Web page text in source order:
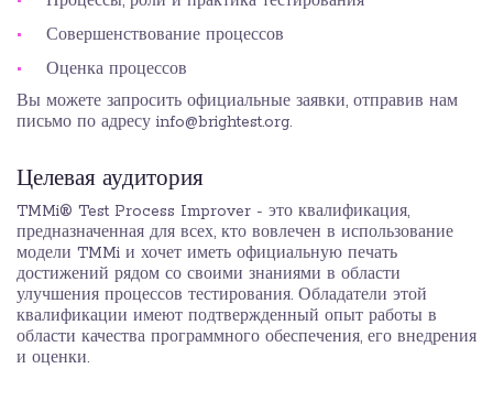
Совершенствование процессов
Оценка процессов
Вы можете запросить официальные заявки, отправив нам
письмо по адресу info@brightest.org.
Целевая аудитория
TMMi® Test Process Improver - это квалификация,
предназначенная для всех, кто вовлечен в использование
модели TMMi и хочет иметь официальную печать
достижений рядом со своими знаниями в области
улучшения процессов тестирования. Обладатели этой
квалификации имеют подтвержденный опыт работы в
области качества программного обеспечения, его внедрения
и оценки.